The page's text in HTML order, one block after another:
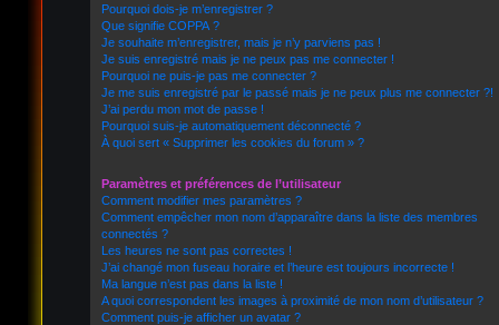
Pourquoi dois-je m’enregistrer ?
Que signifie COPPA ?
Je souhaite m’enregistrer, mais je n’y parviens pas !
Je suis enregistré mais je ne peux pas me connecter !
Pourquoi ne puis-je pas me connecter ?
Je me suis enregistré par le passé mais je ne peux plus me connecter ?!
J’ai perdu mon mot de passe !
Pourquoi suis-je automatiquement déconnecté ?
À quoi sert « Supprimer les cookies du forum » ?
Paramètres et préférences de l’utilisateur
Comment modifier mes paramètres ?
Comment empêcher mon nom d’apparaître dans la liste des membres
connectés ?
Les heures ne sont pas correctes !
J’ai changé mon fuseau horaire et l’heure est toujours incorrecte !
Ma langue n’est pas dans la liste !
A quoi correspondent les images à proximité de mon nom d’utilisateur ?
Comment puis-je afficher un avatar ?